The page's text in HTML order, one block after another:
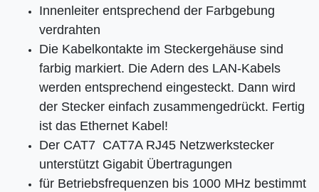
Innenleiter entsprechend der Farbgebung
verdrahten
Die Kabelkontakte im Steckergehäuse sind
farbig markiert. Die Adern des LAN-Kabels
werden entsprechend eingesteckt. Dann wird
der Stecker einfach zusammengedrückt. Fertig
ist das Ethernet Kabel!
Der CAT7 CAT7A RJ45 Netzwerkstecker
unterstützt Gigabit Übertragungen
für Betriebsfrequenzen bis 1000 MHz bestimmt